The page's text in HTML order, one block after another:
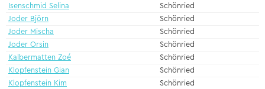
Isenschmid Selina
Schönried
Joder Björn
Schönried
Joder Mischa
Schönried
Joder Orsin
Schönried
Kalbermatten Zoé
Schönried
Klopfenstein Gian
Schönried
Klopfenstein Kim
Schönried